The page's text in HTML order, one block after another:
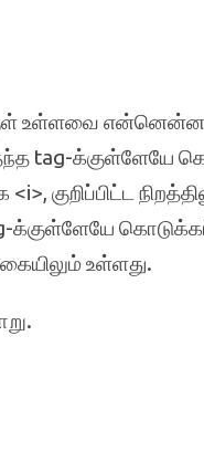
உள்ளவை
tag-க்குள்ளேயே
குறிப்பிட்ட
க்குள்ளேயே
உள்ளது.